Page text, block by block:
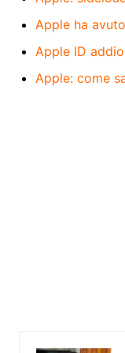
Apple ha
Apple ID
Apple: come